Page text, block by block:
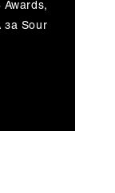
Awards,
за Sour